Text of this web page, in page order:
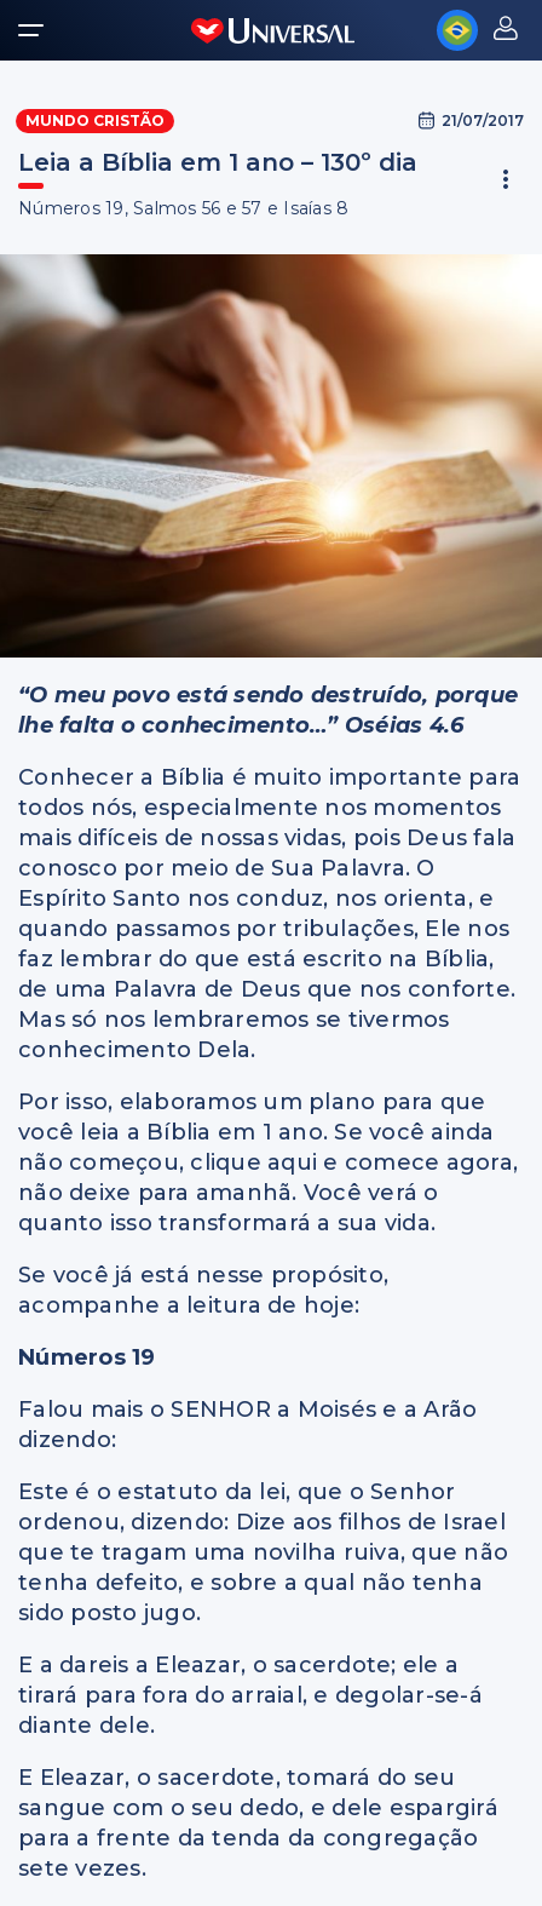
MUNDO CRISTÃO 21/07/2017
Leia a Bíblia em 1 ano – 130º dia
Números 19, Salmos 56 e 57 e Isaías 8
“O meu povo está sendo destruído, porque
lhe falta o conhecimento…” Oséias 4.6
Conhecer a Bíblia é muito importante para
todos nós, especialmente nos momentos
mais difíceis de nossas vidas, pois Deus fala
conosco por meio de Sua Palavra. O
Espírito Santo nos conduz, nos orienta, e
quando passamos por tribulações, Ele nos
faz lembrar do que está escrito na Bíblia,
de uma Palavra de Deus que nos conforte.
Mas só nos lembraremos se tivermos
conhecimento Dela.
Por isso, elaboramos um plano para que
você leia a Bíblia em 1 ano. Se você ainda
não começou, clique aqui e comece agora,
não deixe para amanhã. Você verá o
quanto isso transformará a sua vida.
Se você já está nesse propósito,
acompanhe a leitura de hoje:
Números 19
Falou mais o SENHOR a Moisés e a Arão
dizendo:
Este é o estatuto da lei, que o Senhor
ordenou, dizendo: Dize aos filhos de Israel
que te tragam uma novilha ruiva, que não
tenha defeito, e sobre a qual não tenha
sido posto jugo.
E a dareis a Eleazar, o sacerdote; ele a
tirará para fora do arraial, e degolar-se-á
diante dele.
E Eleazar, o sacerdote, tomará do seu
sangue com o seu dedo, e dele espargirá
para a frente da tenda da congregação
sete vezes.